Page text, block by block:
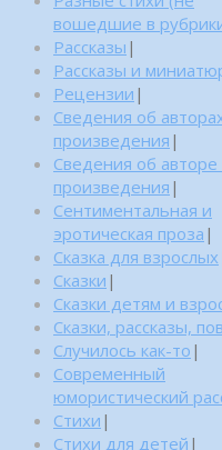
вошедшие в
Рассказы |
Рассказы и
Рецензии |
Сведения об
произведения |
Сведения об авторе
произведения |
Сентиментальная и
эротическая проза |
Сказка для взрослых
Сказки |
Сказки детям и
Сказки, рассказы,
Случилось как-то |
Современный
юмористический
Стихи |
Стихи для детей |